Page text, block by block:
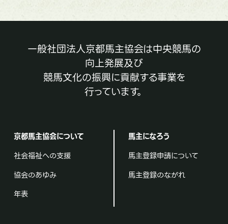
一般社団法人京都馬主協会は中央競馬の
向上発展及び
競馬文化の振興に貢献する事業を
行っています。
京都馬主協会について
社会福祉への支援
協会のあゆみ
年表
馬主になろう
馬主登録申請について
馬主登録のながれ